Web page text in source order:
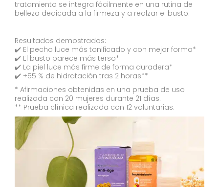
tratamiento se integra fácilmente en una rutina de
belleza dedicada a la firmeza y a realzar el busto.
Resultados demostrados:
✔️ El pecho luce más tonificado y con mejor forma*
✔️ El busto parece más terso*
✔️ La piel luce más firme de forma duradera*
✔️ +55 % de hidratación tras 2 horas**
* Afirmaciones obtenidas en una prueba de uso
realizada con 20 mujeres durante 21 días.
** Prueba clínica realizada con 12 voluntarias.